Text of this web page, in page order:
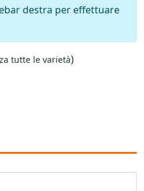
destra per effettuare
tutte le varietà)